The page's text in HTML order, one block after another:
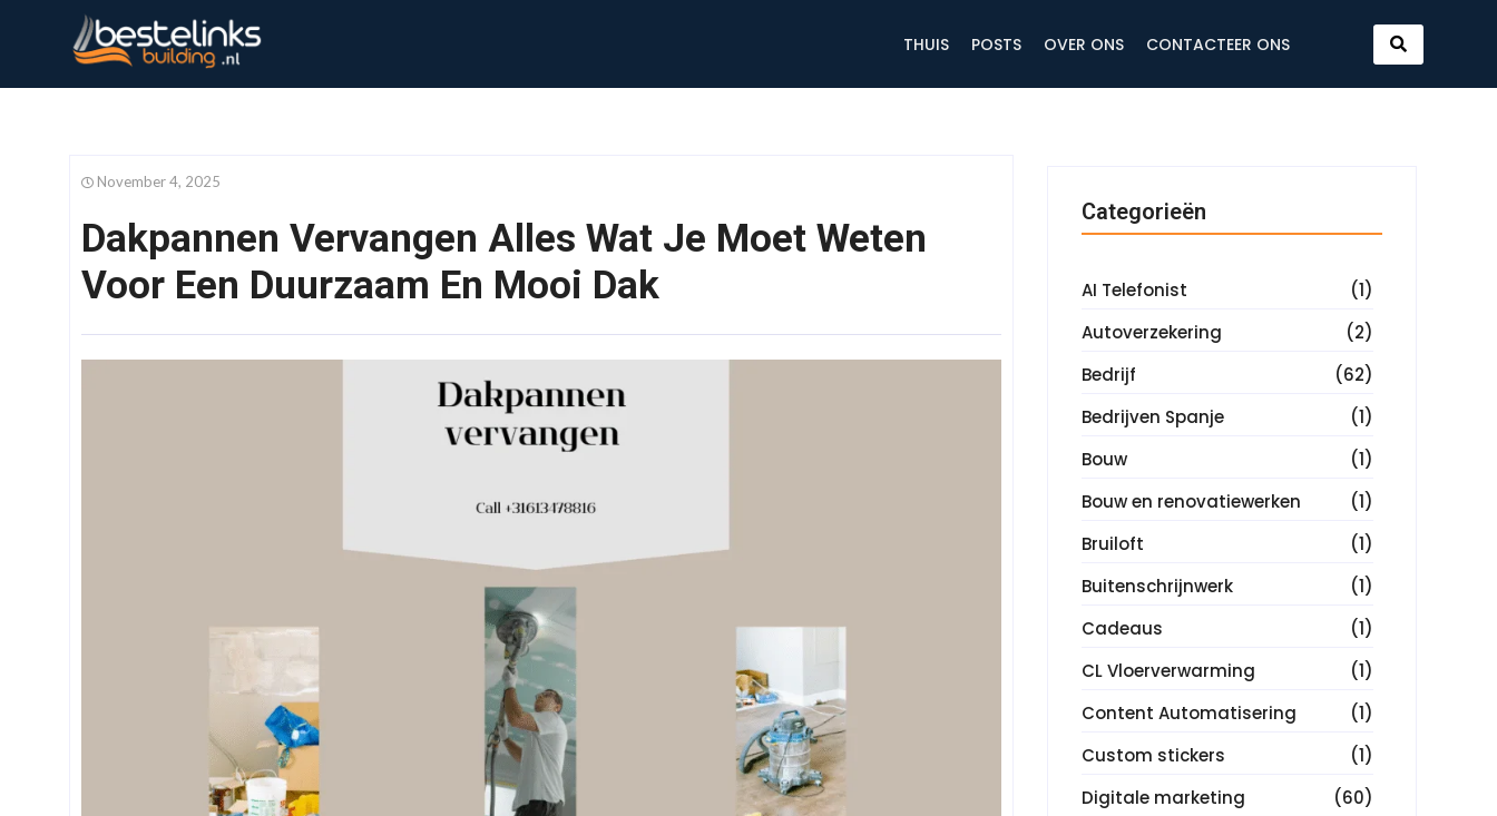
THUIS POSTS OVER ONS CONTACTEER ONS
November 4, 2025
Dakpannen Vervangen Alles Wat Je Moet Weten
Voor Een Duurzaam En Mooi Dak
Categorieën
AI Telefonist
(1)
Autoverzekering
(2)
Bedrijf
(62)
Bedrijven Spanje
(1)
Bouw
(1)
Bouw en renovatiewerken
(1)
Bruiloft
(1)
Buitenschrijnwerk
(1)
Cadeaus
(1)
CL Vloerverwarming
(1)
Content Automatisering
(1)
Custom stickers
(1)
Digitale marketing
(60)